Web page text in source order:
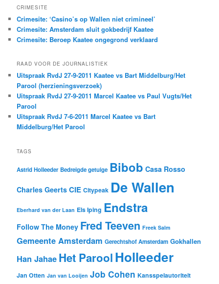
CRIMESITE
Crimesite: ‘Casino’s op Wallen niet crimineel’
Crimesite: Amsterdam sluit gokbedrijf Kaatee
Crimesite: Beroep Kaatee ongegrond verklaard
RAAD VOOR DE JOURNALISTIEK
Uitspraak RvdJ 27-9-2011 Kaatee vs Bart Middelburg/Het
Parool (herzieningsverzoek)
Uitspraak RvdJ 27-9-2011 Marcel Kaatee vs Paul Vugts/Het
Parool
Uitspraak RvdJ 7-6-2011 Marcel Kaatee vs Bart
Middelburg/Het Parool
TAGS
Astrid Holleeder Bedreigde getuige Bibob Casa Rosso
Charles Geerts CIE Citypeak De Wallen
Eberhard van der Laan Els Iping Endstra
Follow The Money Fred Teeven Freek Salm
Gemeente Amsterdam Gerechtshof Amsterdam Gokhallen
Han Jahae Het ParoolHolleeder
Jan Otten Jan van Looijen Job Cohen Kansspelautoriteit